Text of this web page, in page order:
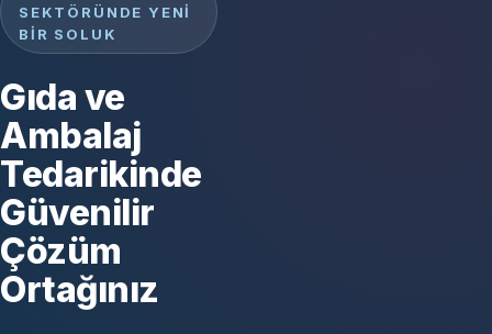
SEKTÖRÜNDE YENI
BIR SOLUK
Gıda ve
Ambalaj
Tedarikinde
Güvenilir
Çözüm
Ortağınız